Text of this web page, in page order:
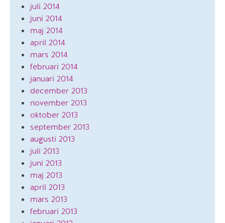
juli 2014
juni 2014
maj 2014
april 2014
mars 2014
februari 2014
januari 2014
december 2013
november 2013
oktober 2013
september 2013
augusti 2013
juli 2013
juni 2013
maj 2013
april 2013
mars 2013
februari 2013